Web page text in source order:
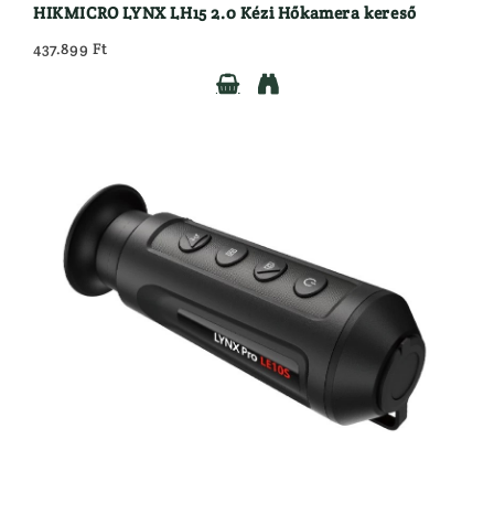
HIKMICRO LYNX LH15 2.0 Kézi Hőkamera kereső
437.899 Ft

